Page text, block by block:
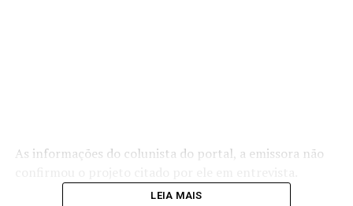
As informações do colunista do portal, a emissora não
LEIA MAIS